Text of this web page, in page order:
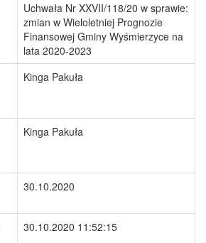
Uchwała Nr XXVII/118/20 w sprawie:
zmian w Wieloletniej Prognozie
Finansowej Gminy Wyśmierzyce na
lata 2020-2023
Kinga Pakuła
Kinga Pakuła
30.10.2020
30.10.2020 11:52:15